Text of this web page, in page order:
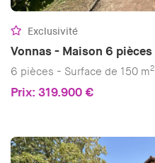
Exclusivité
Vonnas - Maison 6 pièces
6 pièces - Surface de 150 m2
Prix: 319.900 €